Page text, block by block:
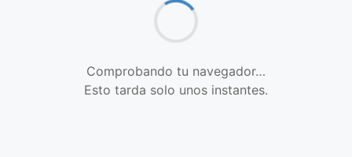
Comprobando tu navegador…
Esto tarda solo unos instantes.